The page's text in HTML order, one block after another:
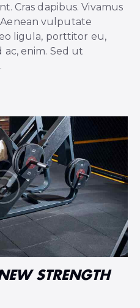
Cras dapibus. Vivamus
vulputate
ligula, porttitor eu,
enim. Sed ut
STRENGTH